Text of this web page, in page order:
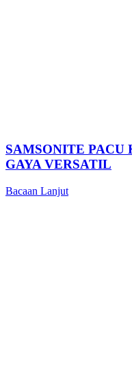
SAMSONITE
GAYA VERSATIL
Bacaan Lanjut